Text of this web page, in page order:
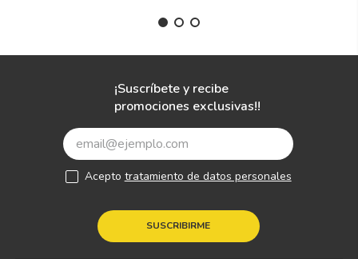
¡Suscríbete y recibe
promociones exclusivas!!
SUSCRIBIRME
Acepto tratamiento de datos personales